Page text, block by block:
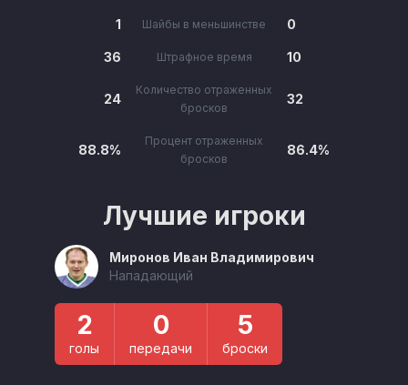
1 Шайбы в меньшинстве 0
36 Штрафное время 10
24
Количество отраженных
бросков
32
88.8%
Процент отраженных
бросков
86.4%
Лучшие игроки
Миронов Иван Владимирович
Нападающий
2
голы
0
передачи
5
броски